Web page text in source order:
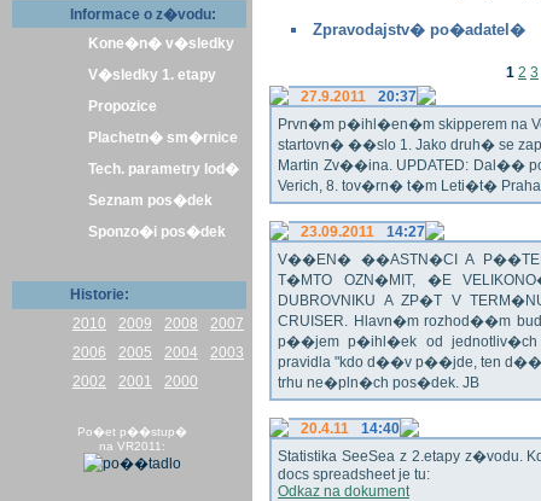
Informace o z�vodu:
Kone�n� v�sledky
V�sledky 1. etapy
Propozice
Plachetn� sm�rnice
Tech. parametry lod�
Seznam pos�dek
Sponzo�i pos�dek
Historie:
2010
2009 2008
2007
2006
2005 2004
2003
2002
2001 2000
Po�et p��stup�
na VR2011:
Zpravodajstv� po�adatel�
1 2 3
27.9.2011
20:37
Prvn�m p�ihl�en�m skipperem na
startovn� ��slo 1. Jako druh� se
Martin Zv��ina. UPDATED: Dal��
Verich, 8. tov�rn� t�m Leti�t� Praha
23.09.2011
14:27
V��EN� ��ASTN�CI A
T�MTO OZN�MIT, �E
DUBROVNIKU A ZP�T V
CRUISER. Hlavn�m rozhod��m
p��jem p�ihl�ek od
pravidla "kdo d��v p��jde, ten
trhu ne�pln�ch pos�dek. JB
20.4.11
14:40
Statistika SeeSea z 2.etapy z�vodu.
docs spreadsheet je tu:
Odkaz na dokument